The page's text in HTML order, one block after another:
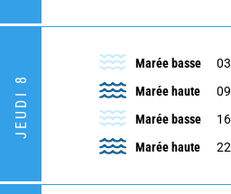
JEUDI 8
Marée basse
Marée haute
Marée basse
Marée haute